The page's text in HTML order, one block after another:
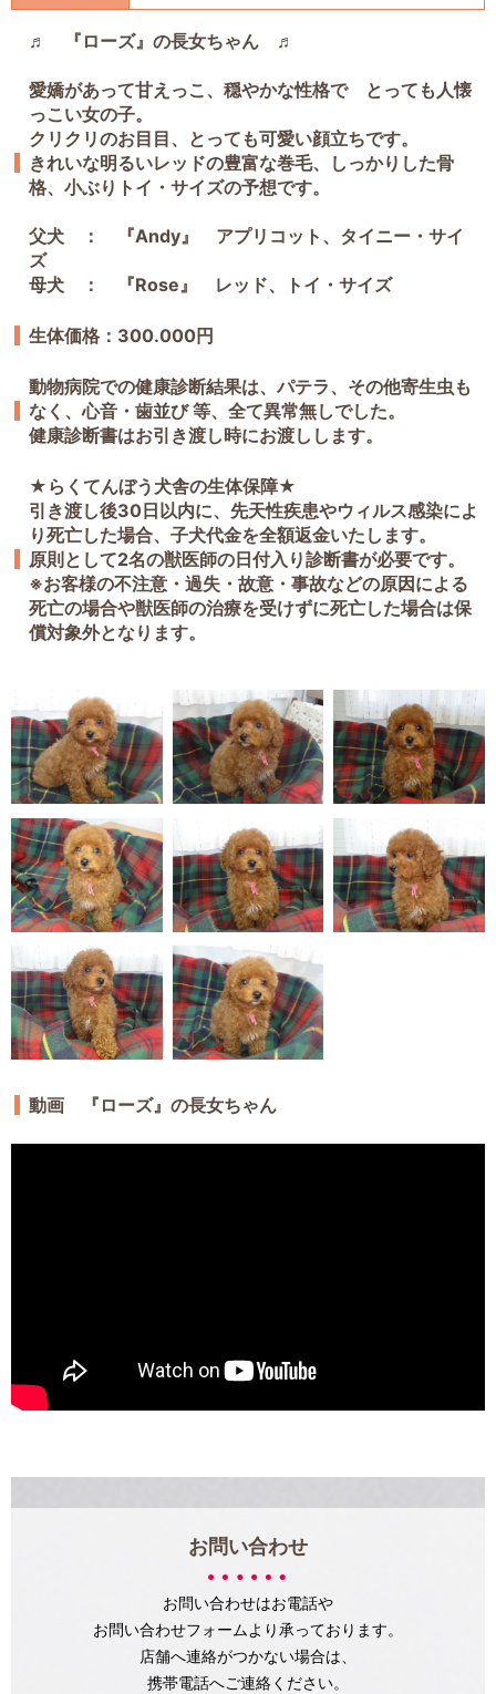
♬ 『ローズ』の長女ちゃん ♬
愛嬌があって甘えっこ、穏やかな性格で とっても人懐
っこい女の子。
クリクリのお目目、とっても可愛い顔立ちです。
きれいな明るいレッドの豊富な巻毛、しっかりした骨
格、小ぶりトイ・サイズの予想です。
父犬 ： 『Andy』 アプリコット、タイニー・サイ
ズ
母犬 ： 『Rose』 レッド、トイ・サイズ
生体価格：300.000円
動物病院での健康診断結果は、パテラ、その他寄生虫も
なく、心音・歯並び 等、全て異常無しでした。
健康診断書はお引き渡し時にお渡しします。
★らくてんぼう犬舎の生体保障★
引き渡し後30日以内に、先天性疾患やウィルス感染によ
り死亡した場合、子犬代金を全額返金いたします。
原則として2名の獣医師の日付入り診断書が必要です。
※お客様の不注意・過失・故意・事故などの原因による
死亡の場合や獣医師の治療を受けずに死亡した場合は保
償対象外となります。
動画 『ローズ』の長女ちゃん
お問い合わせ
お問い合わせはお電話や
お問い合わせフォームより承っております。
店舗へ連絡がつかない場合は、
携帯電話へご連絡ください。